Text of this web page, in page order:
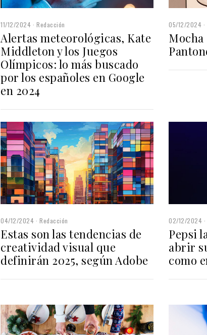
11/12/2024 Redacción
Alertas meteorológicas, Kate
Middleton y los Juegos
Olímpicos: lo más buscado
por los españoles en Google
en 2024
05/12/2024
Mocha
04/12/2024 Redacción
Estas son las tendencias de
creatividad visual que
definirán 2025, según Adobe
02/12/2024
Pepsi
abrir
como